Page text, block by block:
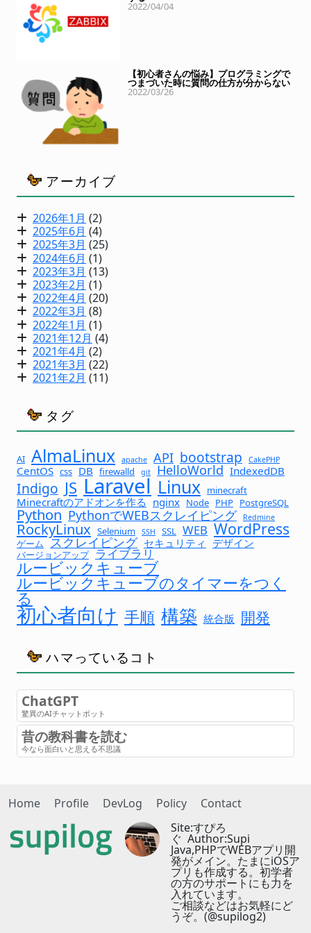
2022/04/04
【初心者さんの悩み】プログラミングで
つまづいた時に質問の仕方が分からない
2022/03/26
アーカイブ
2026年1月 (2)
2025年6月 (4)
2025年3月 (25)
2024年6月 (1)
2023年3月 (13)
2023年2月 (1)
2022年4月 (20)
2022年3月 (8)
2022年1月 (1)
2021年12月 (4)
2021年4月 (2)
2021年3月 (22)
2021年2月 (11)
タグ
AI AlmaLinux apache API bootstrap CakePHP
CentOS css DB firewalld git HelloWorld IndexedDB
Indigo JS Laravel Linux minecraft
Minecraftのアドオンを作る nginx Node PHP PostgreSQL
Python PythonでWEBスクレイピング Redmine
RockyLinux Selenium SSH SSL WEB WordPress
ゲーム スクレイピング セキュリティ デザイン
バージョンアップ ライブラリ
ルービックキューブ
ルービックキューブのタイマーをつく
る
初心者向け 手順 構築 統合版 開発
ハマっているコト
ChatGPT
驚異のAIチャットボット
昔の教科書を読む
今なら面白いと思える不思議
Home Profile DevLog Policy
Contact
Site:すぴろ
ぐ Author:Supi
Java,PHPでWEBアプリ開
発がメイン。たまにiOSア
プリも作成する。初学者
の方のサポートにも力を
入れています。
ご相談などはお気軽にど
うぞ。(@supilog2)